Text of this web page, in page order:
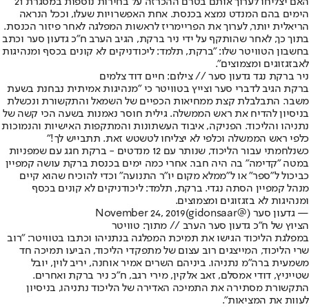
הימים בהם המנדט נמצא בכנסת. אחת האפשרויות שעלו, וככל הנראה
הריאלית יותר, לערוך את הפריימריז לראשות המפלגה לאחר פיזור הכנסת.
בתוך כך, לאחר שהותקף על ידי ניר ברקת, הגיב הערב ח"כ גדעון סער וכתב
בחשבון הטוויטר שלו: "ברקת, תלמד: ליכודניקים לא קונים בכסף ומנהיגות
לאבזגזוגים ומצמוצים".
ניר ברקת נגד גדעון סער // צילום: חיים דוד צלמים
ברקת הגיב לדברי סער וצייץ בטוויטר כי "מנהיגות אמיתית נבחנת בשעת
משבר. התבלבלת קצת ממחיאות הכפיים של השמאל והתקשורת ונכשלת
בניסיון להדיח את ראש הממשלה. גילית חוסר נאמנות בשעה הכי קשה של
נתניהו והליכוד. הפניקה, איבוד העשתונות והמתקפות האישיות והנמוכות
כלפי ראש הממשלה וכלפי לא יצליחו לטשטש זאת. תתבייש לך!"
כשנלחמתי עבור הליכוד, שנותר עם 12 מנדטים - ברקת חגג עם שמפניות
במטה ״קדימה״ בה היה חבר. אחרי כמה ימים בכנסת ברקת עושה קמפיין
כביכול ל״ספר״ או ל״ממלא מקום יו״ר התנועה״ וכדי להוכיח שהוא קיים
מנהל קמפיין הסתה נגדי. ברקת, תלמד: ליכודניקים לא קונים בכסף
ומנהיגות לא בזגזוגים ומצמוצים.
— גדעון סער (@gidonsaar)
November 24, 2019
הציוץ של ח"כ גדעון סער הערב // מתוך: טוויטר
במפלגת הליכוד הגישו את תמיכת המפלגה בנתניהו וכתבו בטוויטר: "רוב
שרי הליכוד, המייצגים רוב עצום של מתפקדי הליכוד, הביעו תמיכה חד
משמעית ברה"מ נתניהו. ביניהם השרים אמיר אוחנה, יריב לוין, יובל
שטייניץ, דודי אמסלם, זאב אלקין, מירי רגב, ח״כ ניר ברקת ואחרים.
התקשורת מסתירה את התמיכה האדירה של הליכוד נתניהו, בניסיון
לעוות את המציאות".